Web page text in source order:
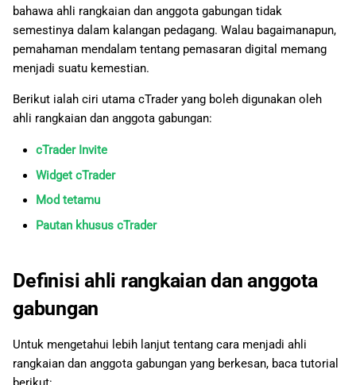
中文
日本語
Français
bahawa ahli rangkaian dan anggota gabungan tidak
semestinya dalam kalangan pedagang. Walau bagaimanapun,
pemahaman mendalam tentang pemasaran digital memang
menjadi suatu kemestian.
Berikut ialah ciri utama cTrader yang boleh digunakan oleh
ahli rangkaian dan anggota gabungan:
cTrader Invite
Widget cTrader
Mod tetamu
Pautan khusus cTrader
Definisi ahli rangkaian dan anggota
gabungan
Untuk mengetahui lebih lanjut tentang cara menjadi ahli
rangkaian dan anggota gabungan yang berkesan, baca tutorial